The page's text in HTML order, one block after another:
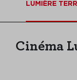
LUMIÈRE
Cinéma